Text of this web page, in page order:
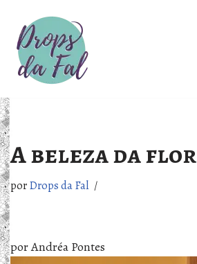
Pular
para
A beleza da flor
porDrops da Fal
por Andréa Pontes